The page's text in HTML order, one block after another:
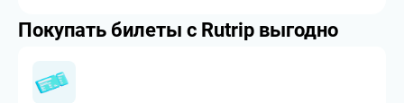
Покупать билеты с Rutrip выгодно